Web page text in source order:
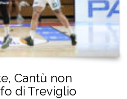
Cantù non
di Treviglio